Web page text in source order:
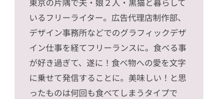
いるフリーライター。広告代理店制作部、
デザイン事務所などでのグラフィックデザ
イン仕事を経てフリーランスに。食べる事
が好き過ぎて、遂に！食べ物への愛を文字
に乗せて発信することに。美味しい！と思
ったものは何回も食べてしまうタイプで